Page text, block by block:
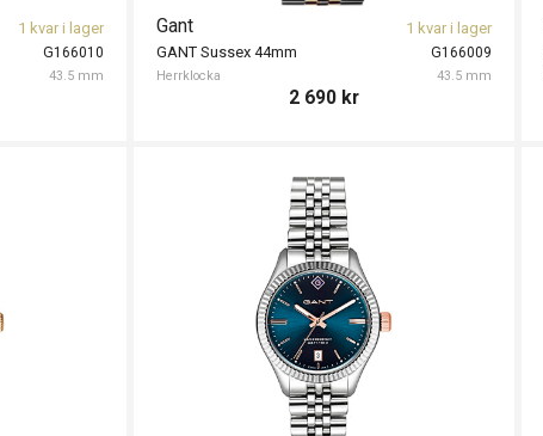
G166010
43.5 mm
1 kvar i lager
G166009
Gant
Herrklocka 43.5 mm
GANT Sussex 44mm
1 kvar i lager
2 690 kr